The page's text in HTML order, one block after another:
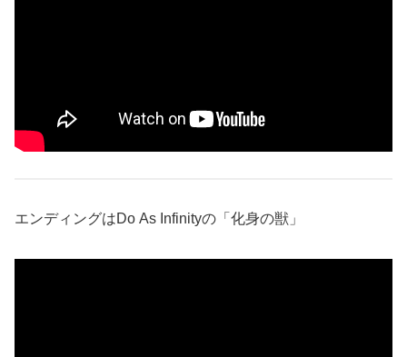
エンディングはDo As Infinityの「化身の獣」